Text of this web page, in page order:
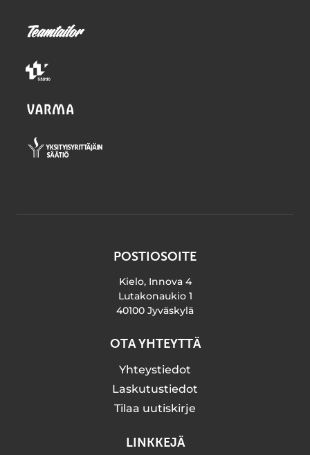
POSTIOSOITE
Kielo, Innova 4
Lutakonaukio 1
40100 Jyväskylä
OTA YHTEYTTÄ
Yhteystiedot
Laskutustiedot
Tilaa uutiskirje
LINKKEJÄ